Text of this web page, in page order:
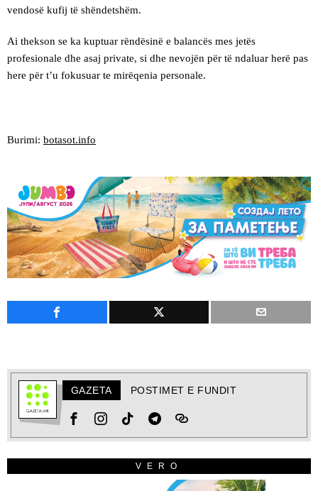
vendosë kufij të shëndetshëm.
Ai thekson se ka kuptuar rëndësinë e balancës mes jetës
profesionale dhe asaj private, si dhe nevojën për të ndaluar herë pas
here për t’u fokusuar te mirëqenia personale.
Burimi: botasot.info
GAZETA POSTIMET E FUNDIT
VERO